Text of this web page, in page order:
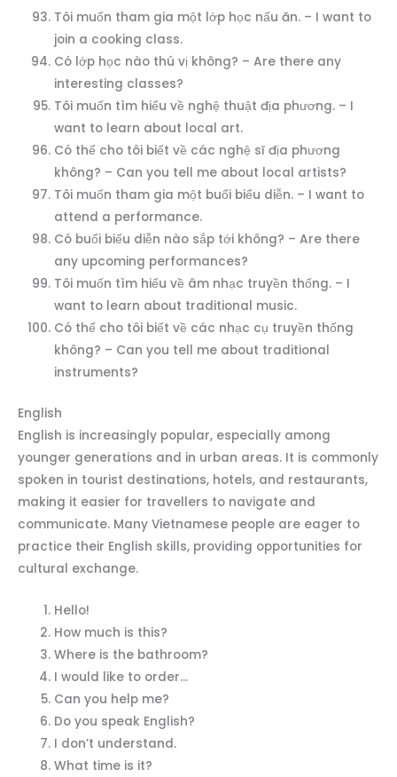
Tôi muốn tham gia một lớp học nấu ăn. – I want to
join a cooking class.
Có lớp học nào thú vị không? – Are there any
interesting classes?
Tôi muốn tìm hiểu về nghệ thuật địa phương. – I
want to learn about local art.
Có thể cho tôi biết về các nghệ sĩ địa phương
không? – Can you tell me about local artists?
Tôi muốn tham gia một buổi biểu diễn. – I want to
attend a performance.
Có buổi biểu diễn nào sắp tới không? – Are there
any upcoming performances?
Tôi muốn tìm hiểu về âm nhạc truyền thống. – I
want to learn about traditional music.
Có thể cho tôi biết về các nhạc cụ truyền thống
không? – Can you tell me about traditional
instruments?
English
English is increasingly popular, especially among
younger generations and in urban areas. It is commonly
spoken in tourist destinations, hotels, and restaurants,
making it easier for travellers to navigate and
communicate. Many Vietnamese people are eager to
practice their English skills, providing opportunities for
cultural exchange.
Hello!
How much is this?
Where is the bathroom?
I would like to order…
Can you help me?
Do you speak English?
I don’t understand.
What time is it?